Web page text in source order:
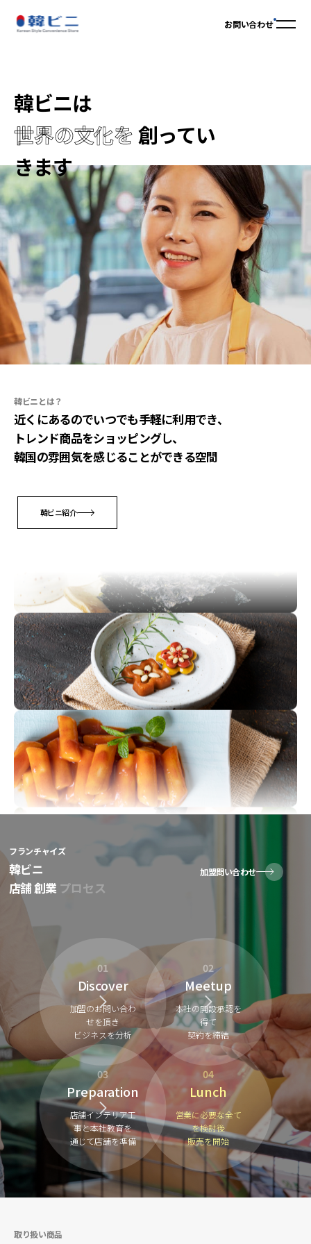
お問い合わせ
韓ビニは
世界の文化を創ってい
きます
韓ビニとは？
近くにあるのでいつでも手軽に利用でき、
トレンド商品をショッピングし、
韓国の雰囲気を感じることができる空間
韓ビニ紹介
フランチャイズ
韓ビニ
店舗 創業 プロセス
01
Discover
加盟のお問い合わ
せを頂き
ビジネスを分析
02
Meetup
本社の開設承認を
得て
契約を締結
03
Preparation
店舗インテリア工
事と本社教育を
通じて店舗を準備
04
Lunch
営業に必要な全て
を検討後
販売を開始
加盟問い合わせ
取り扱い商品